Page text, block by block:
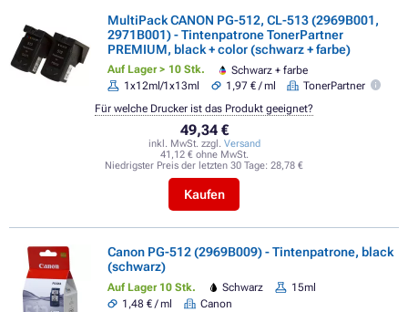
MultiPack CANON PG-512, CL-513 (2969B001,
2971B001) - Tintenpatrone TonerPartner
PREMIUM, black + color (schwarz + farbe)
Auf Lager > 10 Stk.
Schwarz + farbe
1x12ml/1x13ml
1,97 € / ml TonerPartner
49,34 €
inkl. MwSt. zzgl. Versand
41,12 € ohne MwSt.
Niedrigster Preis der letzten 30 Tage: 28,78 €
Kaufen
Für welche Drucker ist das Produkt geeignet?
Canon PG-512 (2969B009) - Tintenpatrone, black
(schwarz)
Auf Lager 10 Stk. Schwarz
15ml
1,48 € / ml
Canon